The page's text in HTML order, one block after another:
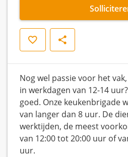
Opslaan Delen
Nog wel passie voor het
in werkdagen van 12-14
goed. Onze keukenbrigade
van langer dan 8 uur. De
werktijden, de meest
van 12:00 tot 20:00 uur of
uur.